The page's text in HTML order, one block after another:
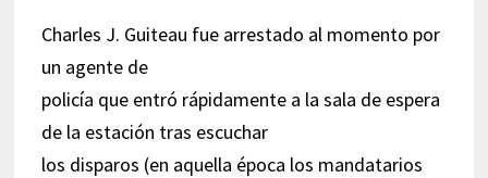
Charles J. Guiteau fue arrestado al momento por
un agente de
policía que entró rápidamente a la sala de espera
de la estación tras escuchar
los disparos (en aquella época los mandatarios